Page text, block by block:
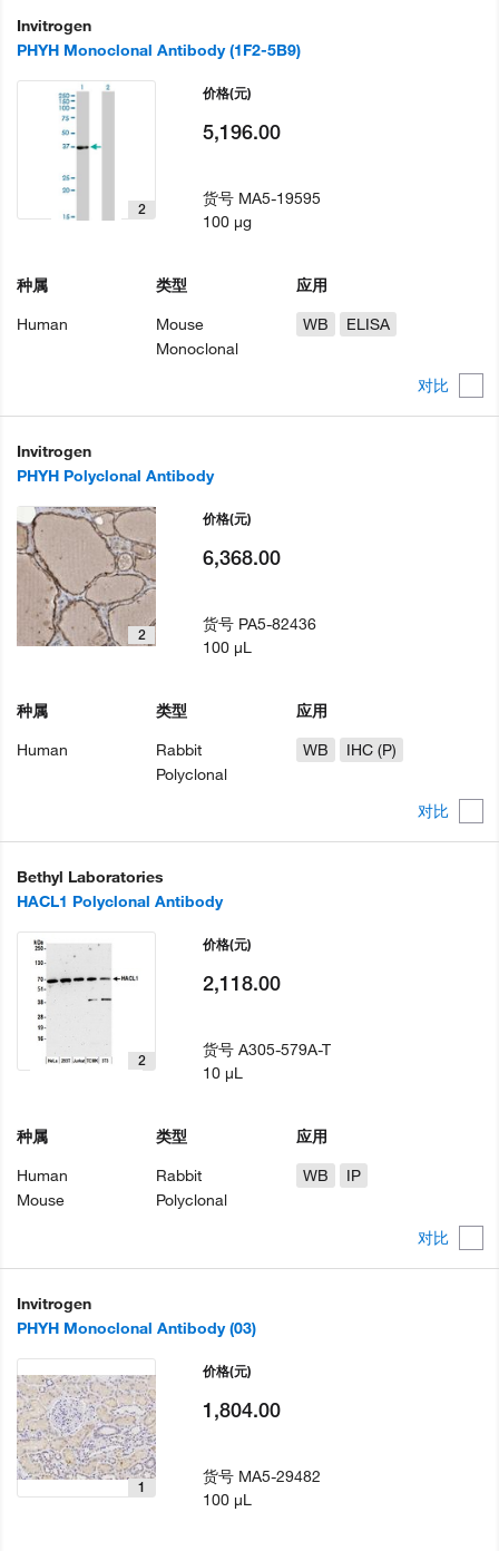
Invitrogen
PHYH Monoclonal Antibody (1F2-5B9)
对比
2
种属
Human
类型
Mouse
Monoclonal
应用
WB
ELISA
价格(元)
5,196.00
货号 MA5-19595
100 µg
Invitrogen
PHYH Polyclonal Antibody
对比
2
种属
Human
类型
Rabbit
Polyclonal
应用
WB
IHC (P)
价格(元)
6,368.00
货号 PA5-82436
100 µL
Bethyl Laboratories
HACL1 Polyclonal Antibody
对比
2
种属
Human
Mouse
类型
Rabbit
Polyclonal
应用
WB
IP
价格(元)
2,118.00
货号A305-579A-T
10 µL
Invitrogen
PHYH Monoclonal Antibody (03)
1
价格(元)
1,804.00
货号 MA5-29482
100 µL